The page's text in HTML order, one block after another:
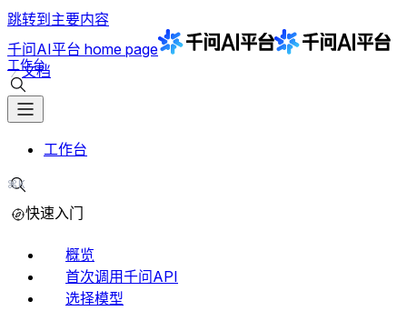
跳转到主要内容
千问AI平台 home page
文档
工作台
工作台
⌘K
快速入门
概览
首次调用千问API
选择模型